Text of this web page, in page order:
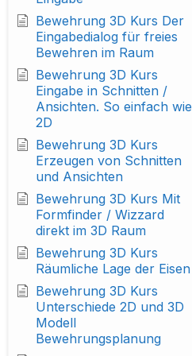
Bewehrung 3D Kurs Der
Eingabedialog für freies
Bewehren im Raum
Bewehrung 3D Kurs
Eingabe in Schnitten /
Ansichten. So einfach wie
2D
Bewehrung 3D Kurs
Erzeugen von Schnitten
und Ansichten
Bewehrung 3D Kurs Mit
Formfinder / Wizzard
direkt im 3D Raum
Bewehrung 3D Kurs
Räumliche Lage der Eisen
Bewehrung 3D Kurs
Unterschiede 2D und 3D
Modell
Bewehrungsplanung